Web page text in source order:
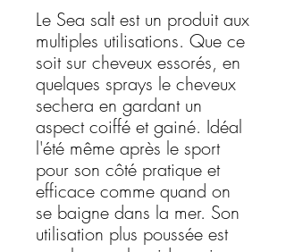
Le Sea salt est un produit aux
multiples utilisations. Que ce
soit sur cheveux essorés, en
quelques sprays le cheveux
sechera en gardant un
aspect coiffé et gainé. Idéal
l'été même après le sport
pour son côté pratique et
efficace comme quand on
se baigne dans la mer. Son
utilisation plus poussée est